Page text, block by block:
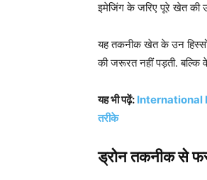
इमेजिंग के जरिए पूरे खेत की
यह तकनीक खेत के उन
की जरूरत नहीं पड़ती.
यह भी पढ़ें: International
तरीके
ड्रोन तकनीक से